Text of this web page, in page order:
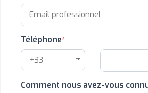
Téléphone
Comment nous avez-vous